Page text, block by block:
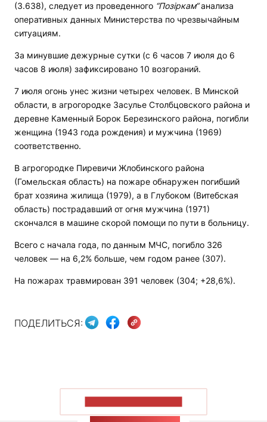
(3.638), следует из проведенного “Позіркам“анализа
оперативных данных Министерства по чрезвычайным
ситуациям.
За минувшие дежурные сутки (с 6 часов 7 июля до 6
часов 8 июля) зафиксировано 10 возгораний.
7 июля огонь унес жизни четырех человек. В Минской
области, в агрогородке Засулье Столбцовского района и
деревне Каменный Борок Березинского района, погибли
женщина (1943 года рождения) и мужчина (1969)
соответственно.
В агрогородке Пиревичи Жлобинского района
(Гомельская область) на пожаре обнаружен погибший
брат хозяина жилища (1979), а в Глубоком (Витебская
область) пострадавший от огня мужчина (1971)
скончался в машине скорой помощи по пути в больницу.
Всего с начала года, по данным МЧС, погибло 326
человек — на 6,2% больше, чем годом ранее (307).
На пожарах травмирован 391 человек (304; +28,6%).
ПОДЕЛИТЬСЯ: